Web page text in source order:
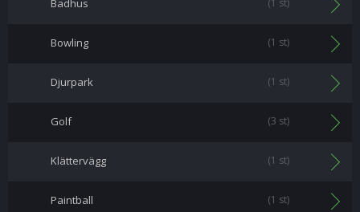
Badhus (1 st)
Bowling (1 st)
Djurpark (1 st)
Golf (3 st)
Klättervägg (1 st)
Paintball (1 st)